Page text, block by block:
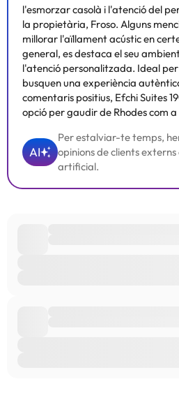
l'esmorzar casolà i l'atenció del
la propietària, Froso. Alguns
millorar l'aïllament acústic en
general, es destaca el seu
l'atenció personalitzada. Ideal
busquen una experiència
comentaris positius, Efchi Suites
opció per gaudir de Rhodes com
AI
Per estalviar-te temps,
opinions de clients externs
artificial.